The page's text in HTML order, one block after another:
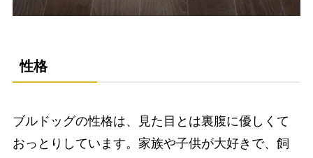
性格
ブルドッグの性格は、見た目とは裏腹に優しくて
おっとりしています。家族や子供が大好きで、飼